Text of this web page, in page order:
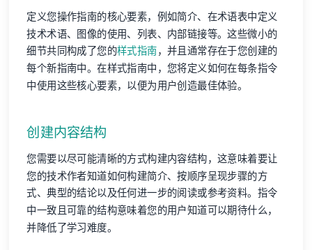
定义您操作指南的核心要素，例如简介、在术语表中定义
技术术语、图像的使用、列表、内部链接等。这些微小的
细节共同构成了您的样式指南，并且通常存在于您创建的
每个新指南中。在样式指南中，您将定义如何在每条指令
中使用这些核心要素，以便为用户创造最佳体验。
创建内容结构
您需要以尽可能清晰的方式构建内容结构，这意味着要让
您的技术作者知道如何构建简介、按顺序呈现步骤的方
式、典型的结论以及任何进一步的阅读或参考资料。指令
中一致且可靠的结构意味着您的用户知道可以期待什么，
并降低了学习难度。